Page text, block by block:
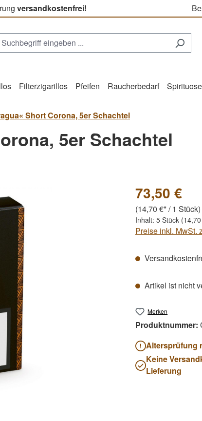
versandkostenfrei!
Filterzigarillos Pfeifen Raucherbedarf
Short Corona, 5er Schachtel
5er Schachtel
73,50 €
(14,70 €* / 1 Stück)
Inhalt: 5 Stück
Preise inkl. MwSt.
Artikel ist nicht
Merken
Produktnummer:
Altersprüfung
Keine
Lieferung